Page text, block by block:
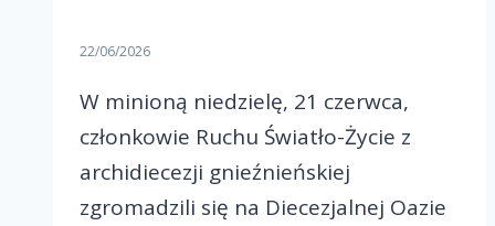
22/06/2026
W minioną niedzielę, 21 czerwca,
członkowie Ruchu Światło-Życie z
archidiecezji gnieźnieńskiej
zgromadzili się na Diecezjalnej Oazie